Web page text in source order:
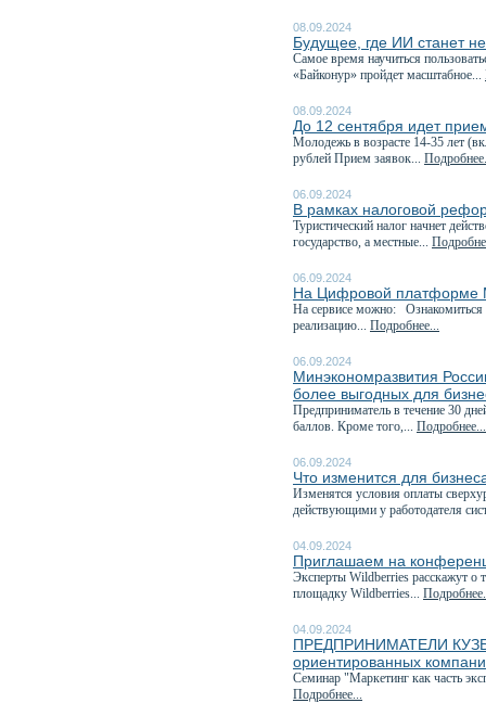
08.09.2024
Будущее, где ИИ станет
Самое время научиться
«Байконур» пройдет масштабное...
08.09.2024
До 12 сентября идет
Молодежь в возрасте 14-35 лет
рублей Прием заявок...
06.09.2024
В рамках налоговой
Туристический налог начнет
государство, а местные...
06.09.2024
На Цифровой платформе
На сервисе можно: Ознакомиться
реализацию... Подробнее...
06.09.2024
Минэкономразвития
более выгодных для
Предприниматель в течение 30
баллов. Кроме того,... Подробнее...
06.09.2024
Что изменится для
Изменятся условия оплаты
действующими у работодателя
04.09.2024
Приглашаем на
Эксперты Wildberries расскажут о
площадку Wildberries...
04.09.2024
ПРЕДПРИНИМАТЕЛИ
ориентированных
Семинар "Маркетинг как часть
Подробнее...